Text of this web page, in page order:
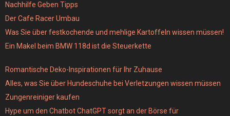
Nachhilfe Geben Tipps
Der Cafe Racer Umbau
Was Sie über festkochende und mehlige Kartoffeln wissen müssen!
Ein Makel beim BMW 118d ist die Steuerkette
Romantische Deko-Inspirationen für Ihr Zuhause
Alles, was Sie über Hundeschuhe bei Verletzungen wissen müssen
Zungenreiniger kaufen
Hype um den Chatbot ChatGPT sorgt an der Börse für